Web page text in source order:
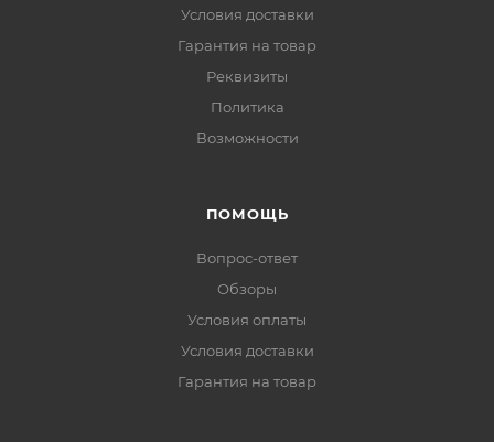
Условия доставки
Гарантия на товар
Реквизиты
Политика
Возможности
ПОМОЩЬ
Вопрос-ответ
Обзоры
Условия оплаты
Условия доставки
Гарантия на товар